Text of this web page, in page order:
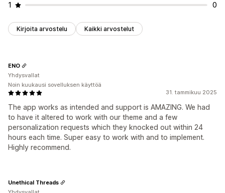
1
0
Kirjoita arvostelu Kaikki arvostelut
31. tammikuu 2025
The app works as intended and support is AMAZING. We had
to have it altered to work with our theme and a few
personalization requests which they knocked out within 24
hours each time. Super easy to work with and to implement.
Highly recommend.
ENO
Yhdysvallat
Noin kuukausi sovelluksen käyttöä
Unethical Threads